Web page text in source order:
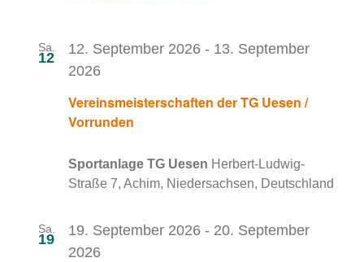
Sa.
12
Vereinsmeisterschaften der TG Uesen /
Vorrunden
12. September 2026 - 13. September
2026
Sportanlage TG Uesen Herbert-Ludwig-
Straße 7, Achim, Niedersachsen, Deutschland
Sa.
19
19. September 2026 - 20. September
2026